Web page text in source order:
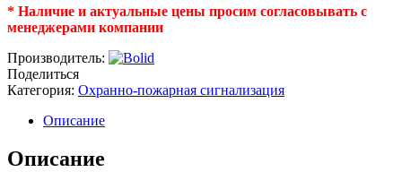
* Наличие и актуальные цены просим согласовывать с
менеджерами компании
Производитель:
Поделиться
Категория: Охранно-пожарная сигнализация
Описание
Описание